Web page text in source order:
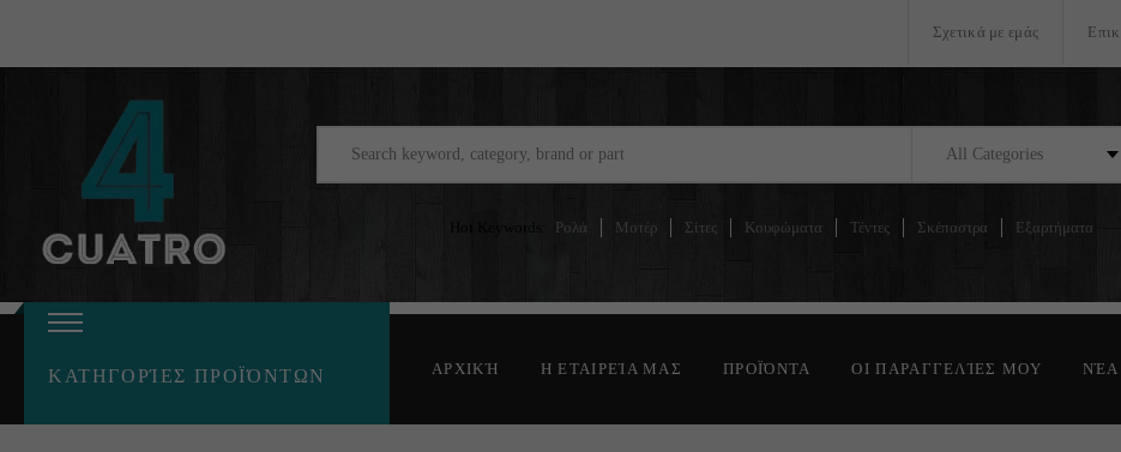
Σχετικά με εμάς
All Categories
Hot Keywords: Ρολά Μοτέρ Σίτες Κουφώματα Τέντες Σκέπαστρα Εξαρτήματα
ΚΑΤΗΓΟΡΊΕΣ ΠΡΟΪΌΝΤΩΝ ΑΡΧΙΚΉ Η ΕΤΑΙΡΕΊΑ ΜΑΣ ΠΡΟΪΌΝΤΑ ΟΙ ΠΑΡΑΓΓΕΛΊΕΣ ΜΟΥ ΝΈΑ